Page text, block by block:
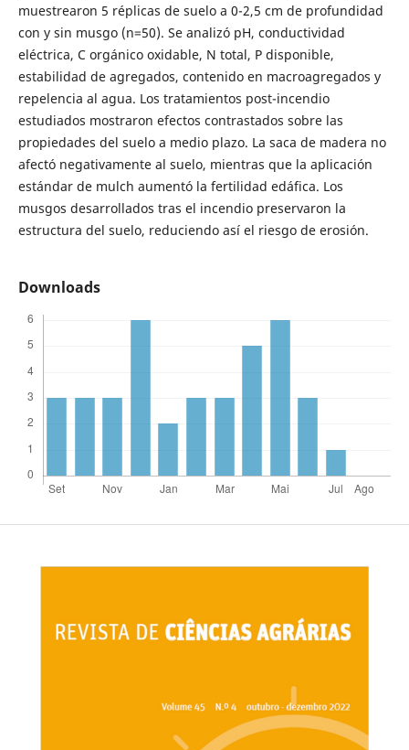
muestrearon 5 réplicas de suelo a 0-2,5 cm de profundidad
con y sin musgo (n=50). Se analizó pH, conductividad
eléctrica, C orgánico oxidable, N total, P disponible,
estabilidad de agregados, contenido en macroagregados y
repelencia al agua. Los tratamientos post-incendio
estudiados mostraron efectos contrastados sobre las
propiedades del suelo a medio plazo. La saca de madera no
afectó negativamente al suelo, mientras que la aplicación
estándar de mulch aumentó la fertilidad edáfica. Los
musgos desarrollados tras el incendio preservaron la
estructura del suelo, reduciendo así el riesgo de erosión.
Downloads